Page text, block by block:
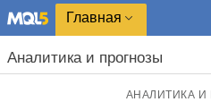
Главная
Аналитика и прогнозы
АНАЛИТИКА И